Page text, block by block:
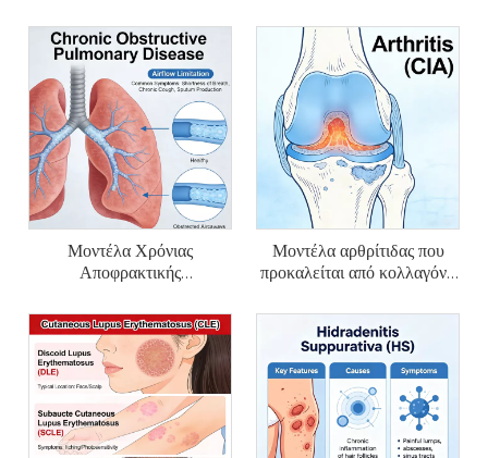
Μοντέλα Χρόνιας
Αποφρακτικής
NHP
Μοντέλα αρθρίτιδας που
προκαλείται από κολλαγόνο